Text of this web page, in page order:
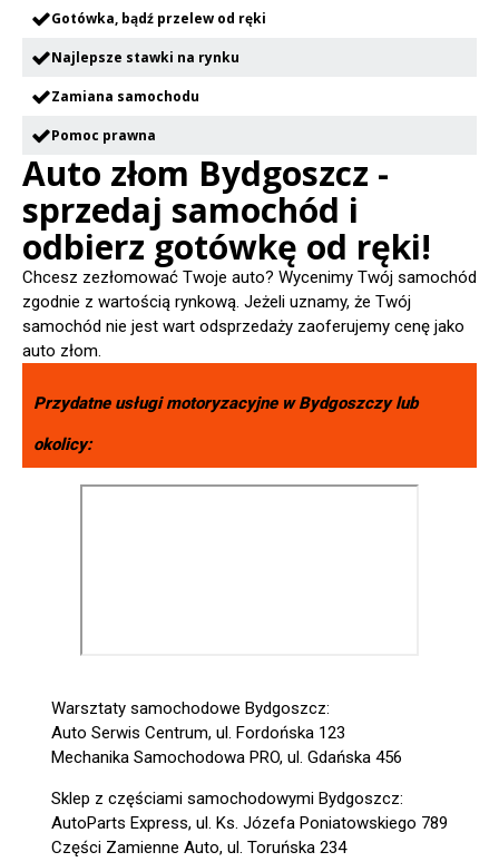
Gotówka, bądź przelew od ręki
Najlepsze stawki na rynku
Zamiana samochodu
Pomoc prawna
Auto złom Bydgoszcz -
sprzedaj samochód i
odbierz gotówkę od ręki!
Chcesz zezłomować Twoje auto? Wycenimy Twój samochód
zgodnie z wartością rynkową. Jeżeli uznamy, że Twój
samochód nie jest wart odsprzedaży zaoferujemy cenę jako
auto złom.
Przydatne usługi motoryzacyjne wBydgoszczylub
okolicy:
Warsztaty samochodowe Bydgoszcz:
Auto Serwis Centrum, ul. Fordońska 123
Mechanika Samochodowa PRO, ul. Gdańska 456
Sklep z częściami samochodowymi Bydgoszcz:
AutoParts Express, ul. Ks. Józefa Poniatowskiego 789
Części Zamienne Auto, ul. Toruńska 234